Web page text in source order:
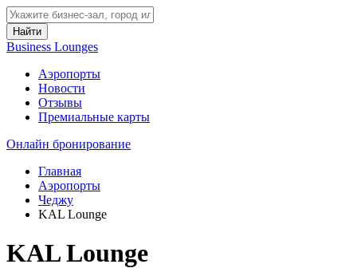
Найти
Business Lounges
Аэропорты
Новости
Отзывы
Премиальные карты
Онлайн бронирование
Главная
Аэропорты
Чеджу
KAL Lounge
KAL Lounge